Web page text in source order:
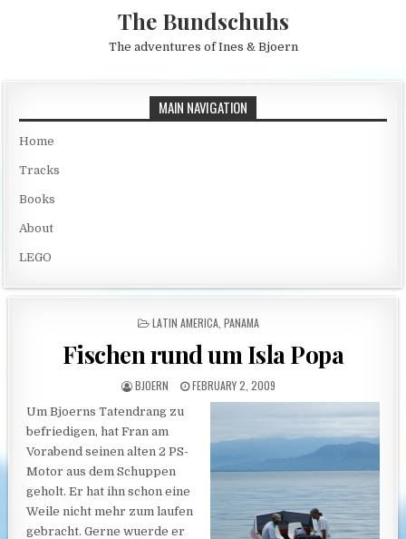
The Bundschuhs
The adventures of Ines & Bjoern
MAIN NAVIGATION
Home
Tracks
Books
About
LEGO
POSTED IN
LATIN AMERICA PANAMA
Fischen rund um Isla Popa
AUTHOR:
BJOERN PUBLISHED DATE:
FEBRUARY 2, 2009
Um Bjoerns Tatendrang zu
befriedigen, hat Fran am
Vorabend seinen alten 2 PS-
Motor aus dem Schuppen
geholt. Er hat ihn schon eine
Weile nicht mehr zum laufen
gebracht. Gerne wuerde er